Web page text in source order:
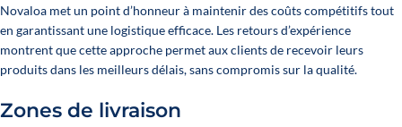
Novaloa met un point d’honneur à maintenir des coûts compétitifs tout
en garantissant une logistique efficace. Les retours d’expérience
montrent que cette approche permet aux clients de recevoir leurs
produits dans les meilleurs délais, sans compromis sur la qualité.
Zones de livraison